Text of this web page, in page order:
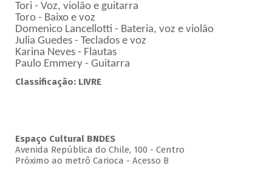
Tori - Voz, violão e guitarra
Toro - Baixo e voz
Domenico Lancellotti - Bateria, voz e violão
Julia Guedes - Teclados e voz
Karina Neves - Flautas
Paulo Emmery - Guitarra
Classificação: LIVRE
Espaço Cultural BNDES
Avenida República do Chile, 100 - Centro
Próximo ao metrô Carioca - Acesso B